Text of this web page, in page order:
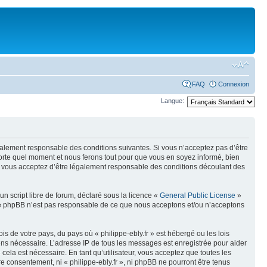
FAQ Connexion
Langue:
responsable des conditions suivantes. Si vous n’acceptez pas d’être
quel moment et nous ferons tout pour que vous en soyez informé, bien
acceptez d’être légalement responsable des conditions découlant des
script libre de forum, déclaré sous la licence « General Public License »
n’est pas responsable de ce que nous acceptons et/ou n’acceptons
de votre pays, du pays où « philippe-ebly.fr » est hébergé ou les lois
nécessaire. L’adresse IP de tous les messages est enregistrée pour aider
est nécessaire. En tant qu’utilisateur, vous acceptez que toutes les
ni « philippe-ebly.fr », ni phpBB ne pourront être tenus